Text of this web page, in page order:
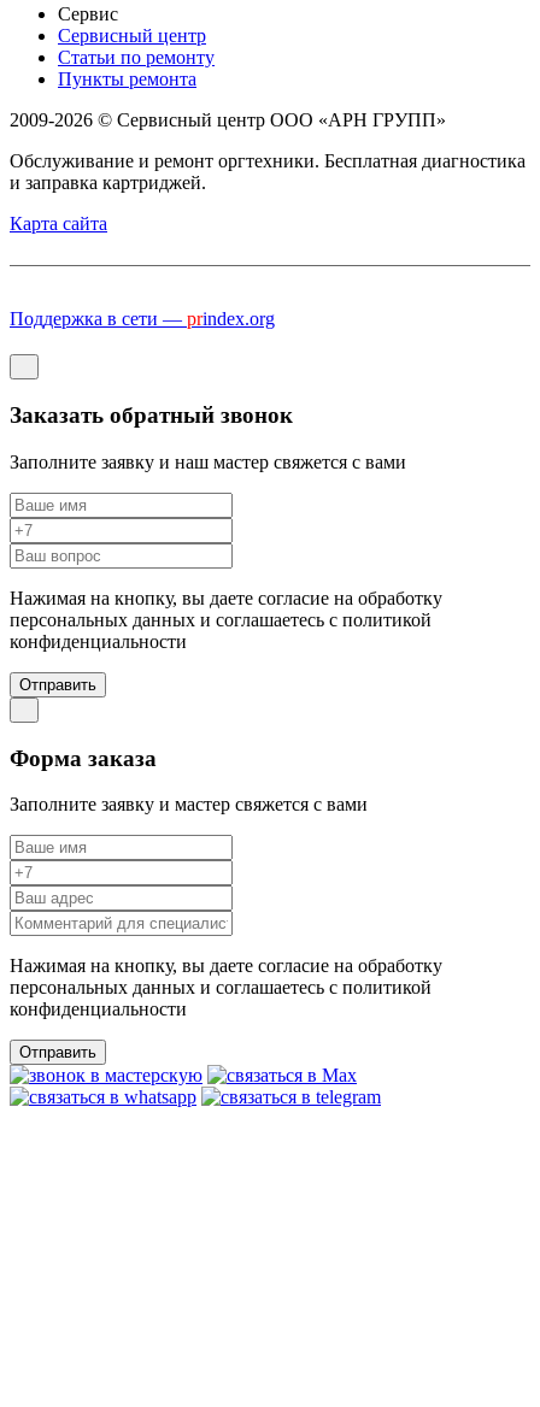
Сервис
Сервисный центр
Статьи по ремонту
Пункты ремонта
2009-2026 © Сервисный центр ООО «АРН ГРУПП»
Обслуживание и ремонт оргтехники. Бесплатная диагностика
и заправка картриджей.
Карта сайта
Поддержка в сети — prindex.org
Заказать обратный звонок
Заполните заявку и наш мастер свяжется с вами
Нажимая на кнопку, вы даете согласие на обработку
персональных данных и соглашаетесь c политикой
конфиденциальности
Отправить
Форма заказа
Заполните заявку и мастер свяжется с вами
Нажимая на кнопку, вы даете согласие на обработку
персональных данных и соглашаетесь c политикой
конфиденциальности
Отправить